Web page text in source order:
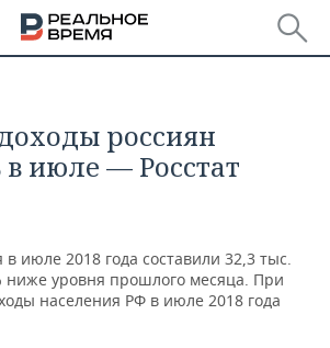
ДОХОДАХ
ПФО
россиян
в июле — Росстат
июле 2018 года составили 32,3 тыс.
ниже уровня прошлого месяца. При
населения РФ в июле 2018 года